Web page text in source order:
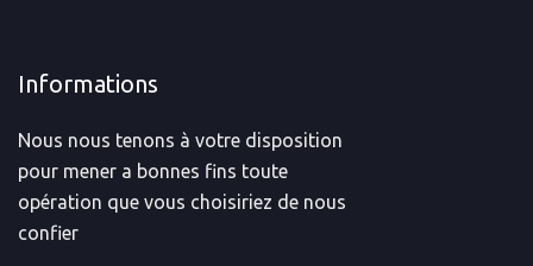
Informations
Nous nous tenons à votre disposition
pour mener a bonnes fins toute
opération que vous choisiriez de nous
confier